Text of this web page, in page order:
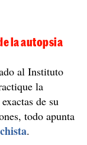
la autopsia
al Instituto
la
de su
todo apunta
.